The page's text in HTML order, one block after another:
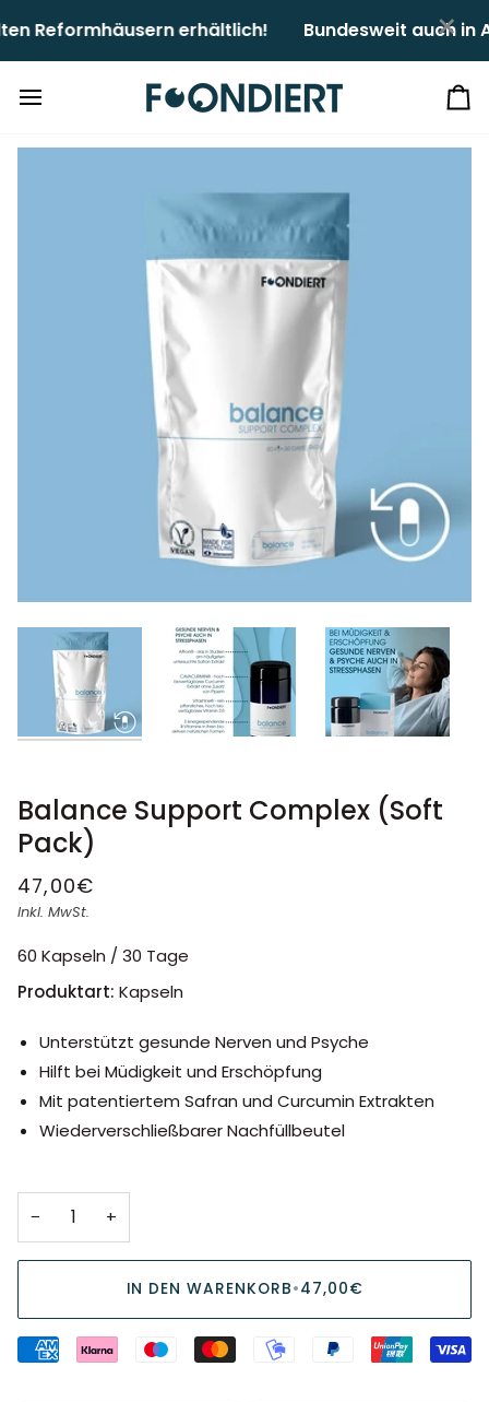
zum
Inhalt
erhältlich!ㅤㅤ Bundesweit auch in
Balance Support Complex (Soft
Pack)
47,00€
Inkl. MwSt.
60 Kapseln / 30 Tage
Produktart: Kapseln
Unterstützt gesunde Nerven und Psyche
Hilft bei Müdigkeit und Erschöpfung
Mit patentiertem Safran und Curcumin Extrakten
Wiederverschließbarer Nachfüllbeutel
− +
IN DEN WARENKORB•47,00€
×